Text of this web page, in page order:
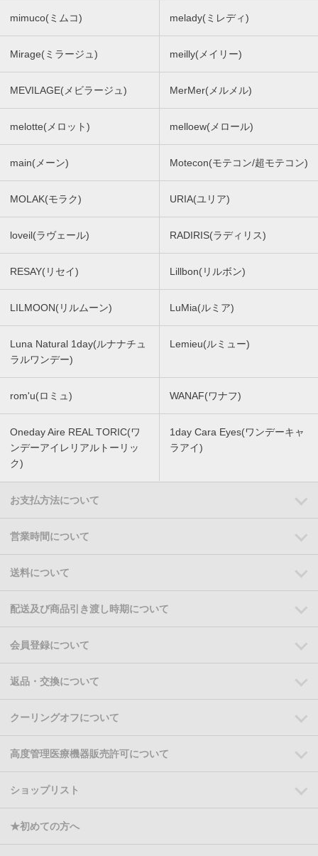
mimuco(ミムコ) melady(ミレディ)
Mirage(ミラージュ) meilly(メイリー)
MEVILAGE(メビラージュ) MerMer(メルメル)
melotte(メロット) melloew(メロール)
main(メーン) Motecon(モテコン/超モテコン)
MOLAK(モラク) URIA(ユリア)
loveil(ラヴェール) RADIRIS(ラディリス)
RESAY(リセイ) Lillbon(リルボン)
LILMOON(リルムーン) LuMia(ルミア)
Luna Natural 1day(ルナナチュ
ラルワンデー)
Lemieu(ルミュー)
rom'u(ロミュ) WANAF(ワナフ)
Oneday Aire REAL TORIC(ワ
ンデーアイレリアルトーリッ
ク)
1day Cara Eyes(ワンデーキャ
ラアイ)
お支払方法について
営業時間について
送料について
配送及び商品引き渡し時期について
会員登録について
返品・交換について
クーリングオフについて
高度管理医療機器販売許可について
ショップリスト
★初めての方へ